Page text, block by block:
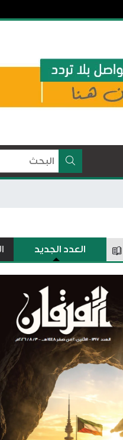
العدد الجديد